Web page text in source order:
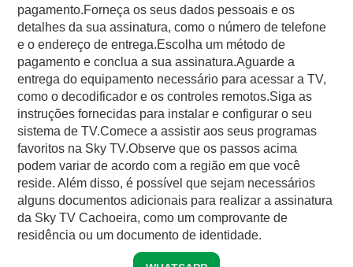
pagamento.Forneça os seus dados pessoais e os
detalhes da sua assinatura, como o número de telefone
e o endereço de entrega.Escolha um método de
pagamento e conclua a sua assinatura.Aguarde a
entrega do equipamento necessário para acessar a TV,
como o decodificador e os controles remotos.Siga as
instruções fornecidas para instalar e configurar o seu
sistema de TV.Comece a assistir aos seus programas
favoritos na Sky TV.Observe que os passos acima
podem variar de acordo com a região em que você
reside. Além disso, é possível que sejam necessários
alguns documentos adicionais para realizar a assinatura
da Sky TV Cachoeira, como um comprovante de
residência ou um documento de identidade.